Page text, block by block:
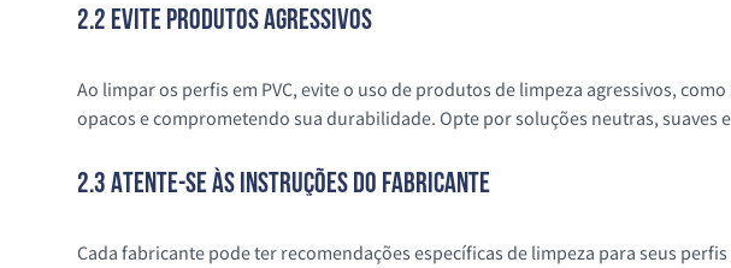
2.2 Evite Produtos Agressivos
Ao limpar os perfis em PVC, evite o uso de produtos de limpeza agressivos,
opacos e comprometendo sua durabilidade. Opte por soluções neutras,
2.3 Atente-se às Instruções do Fabricante
Cada fabricante pode ter recomendações específicas de limpeza para seus